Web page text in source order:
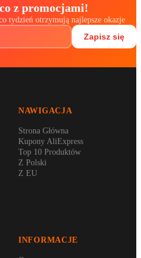
z promocjami!
tydzień otrzymują najlepsze okazje
Zapisz się
NAWIGACJA
Strona Główna
Kupony AliExpress
Top 10 Produktów
Z Polski
Z EU
INFORMACJE